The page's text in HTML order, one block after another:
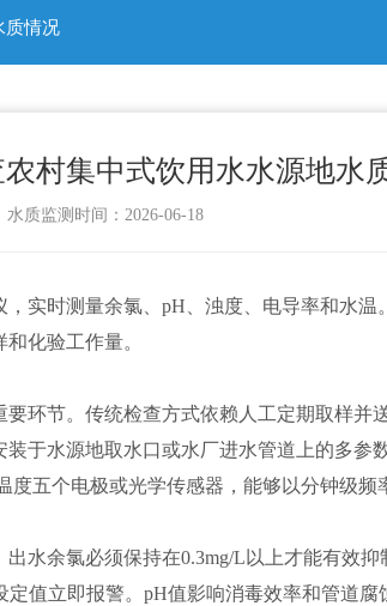
质情况
村集中式饮用水水源地水
水质监测 时间：2026-06-18
实时测量余氯、pH、浊度、电导率和水温
化验工作量。
环节。传统检查方式依赖人工定期取样并
于水源地取水口或水厂进水管道上的多参
五个电极或光学传感器，能够以分钟级频
水余氯必须保持在0.3mg/L以上才能有效
值立即报警。pH值影响消毒效率和管道腐